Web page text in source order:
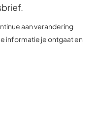
aan verandering
informatie je ontgaat en